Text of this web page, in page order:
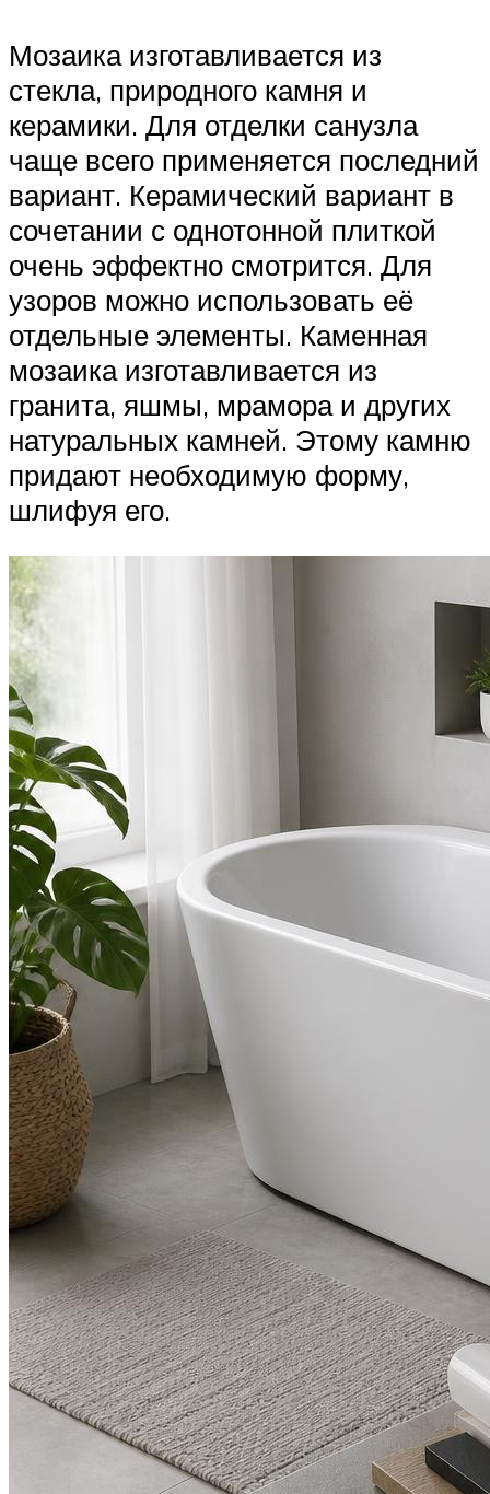
Мозаика изготавливается из
стекла, природного камня и
керамики. Для отделки санузла
чаще всего применяется последний
вариант. Керамический вариант в
сочетании с однотонной плиткой
очень эффектно смотрится. Для
узоров можно использовать её
отдельные элементы. Каменная
мозаика изготавливается из
гранита, яшмы, мрамора и других
натуральных камней. Этому камню
придают необходимую форму,
шлифуя его.